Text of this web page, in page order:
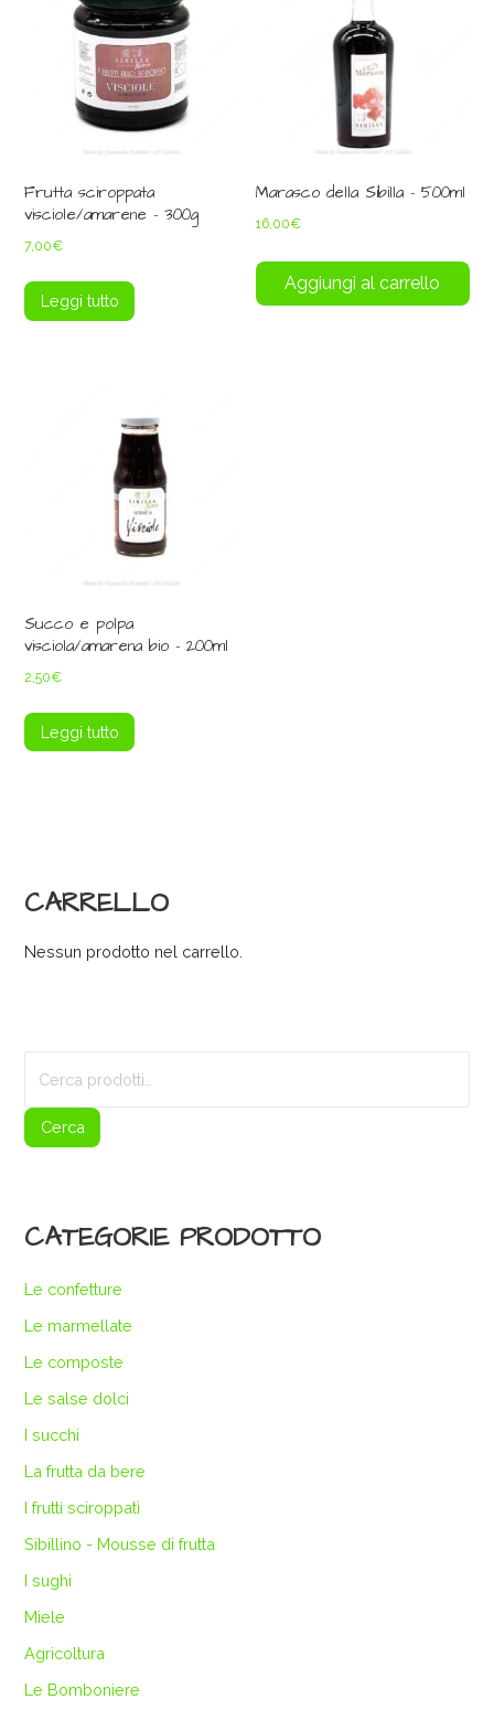
Frutta sciroppata
visciole/amarene – 300g
7,00€
Leggi tutto
Marasco della Sibilla – 500ml
16,00€
Aggiungi al carrello
Succo e polpa
visciola/amarena bio – 200ml
2,50€
Leggi tutto
CARRELLO
Nessun prodotto nel carrello.
Cerca
CATEGORIE PRODOTTO
Le confetture
Le marmellate
Le composte
Le salse dolci
I succhi
La frutta da bere
I frutti sciroppati
Sibillino - Mousse di frutta
I sughi
Miele
Agricoltura
Le Bomboniere